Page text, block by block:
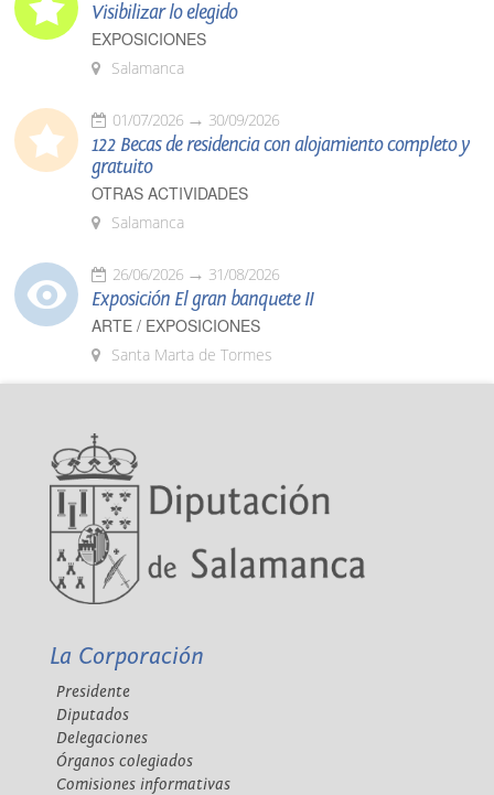
Visibilizar lo elegido
EXPOSICIONES
Salamanca
01/07/2026 30/09/2026
122 Becas de residencia con alojamiento completo y
gratuito
OTRAS ACTIVIDADES
Salamanca
26/06/2026 31/08/2026
Exposición El gran banquete II
ARTE / EXPOSICIONES
Santa Marta de Tormes
La Corporación
Presidente
Diputados
Delegaciones
Órganos colegiados
Comisiones informativas